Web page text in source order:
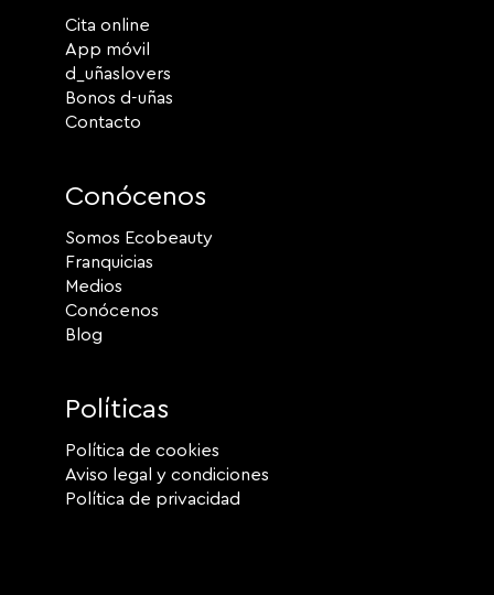
Cita online
App móvil
d_uñaslovers
Bonos d-uñas
Contacto
Conócenos
Somos Ecobeauty
Franquicias
Medios
Conócenos
Blog
Políticas
Política de cookies
Aviso legal y condiciones
Política de privacidad